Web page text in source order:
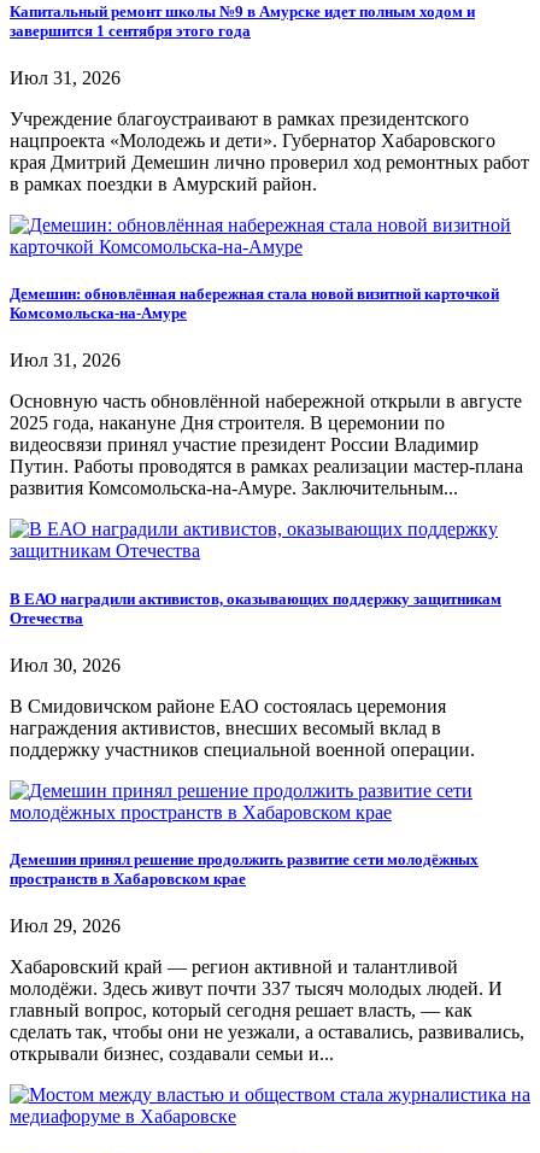
Капитальный ремонт школы №9 в Амурске идет полным ходом и
завершится 1 сентября этого года
Июл 31, 2026
Учреждение благоустраивают в рамках президентского
нацпроекта «Молодежь и дети». Губернатор Хабаровского
края Дмитрий Демешин лично проверил ход ремонтных работ
в рамках поездки в Амурский район.
Демешин: обновлённая набережная стала новой визитной карточкой
Комсомольска-на-Амуре
Июл 31, 2026
Основную часть обновлённой набережной открыли в августе
2025 года, накануне Дня строителя. В церемонии по
видеосвязи принял участие президент России Владимир
Путин. Работы проводятся в рамках реализации мастер-плана
развития Комсомольска-на-Амуре. Заключительным...
В ЕАО наградили активистов, оказывающих поддержку защитникам
Отечества
Июл 30, 2026
В Смидовичском районе ЕАО состоялась церемония
награждения активистов, внесших весомый вклад в
поддержку участников специальной военной операции.
Демешин принял решение продолжить развитие сети молодёжных
пространств в Хабаровском крае
Июл 29, 2026
Хабаровский край — регион активной и талантливой
молодёжи. Здесь живут почти 337 тысяч молодых людей. И
главный вопрос, который сегодня решает власть, — как
сделать так, чтобы они не уезжали, а оставались, развивались,
открывали бизнес, создавали семьи и...